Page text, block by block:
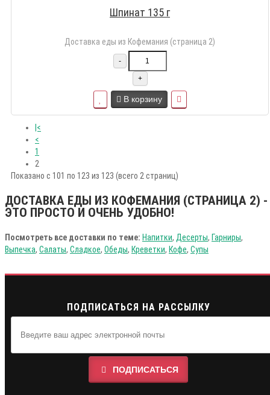
Шпинат 135 г
Доставка еды из Кофемания (страница 2)
-
+
В корзину
|<
<
1
2
Показано с 101 по 123 из 123 (всего 2 страниц)
ДОСТАВКА ЕДЫ ИЗ КОФЕМАНИЯ (СТРАНИЦА 2) -
ЭТО ПРОСТО И ОЧЕНЬ УДОБНО!
Посмотреть все доставки по теме: Напитки, Десерты, Гарниры,
Выпечка, Салаты, Сладкое, Обеды, Креветки, Кофе, Супы
ПОДПИСАТЬСЯ НА РАССЫЛКУ
ПОДПИСАТЬСЯ